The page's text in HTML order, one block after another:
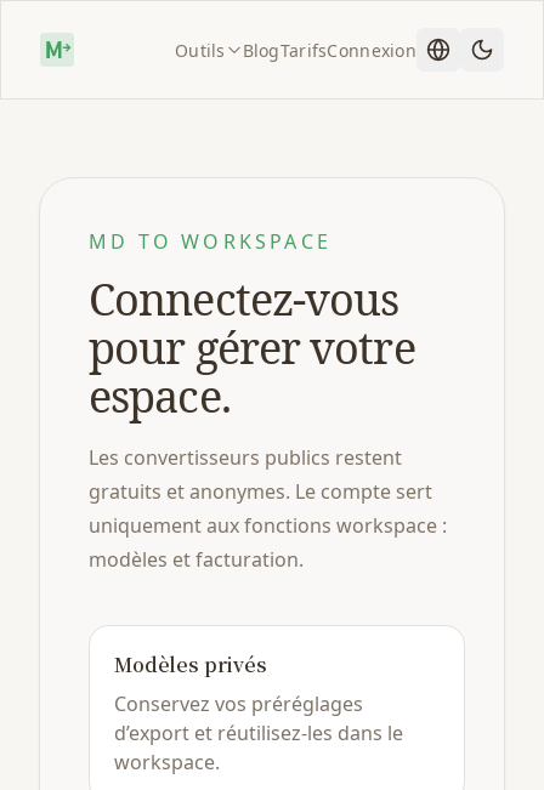
Outils BlogTarifsConnexion
MD TO WORKSPACE
Connectez-vous
pour gérer votre
espace.
Les convertisseurs publics restent
gratuits et anonymes. Le compte sert
uniquement aux fonctions workspace :
modèles et facturation.
Modèles privés
Conservez vos préréglages
d’export et réutilisez-les dans le
workspace.